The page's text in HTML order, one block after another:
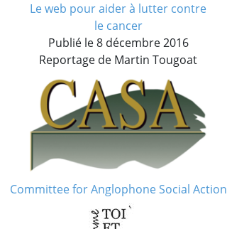
Le web pour aider à lutter contre
le cancer
Publié le 8 décembre 2016
Reportage de Martin Tougoat
Committee for Anglophone Social Action